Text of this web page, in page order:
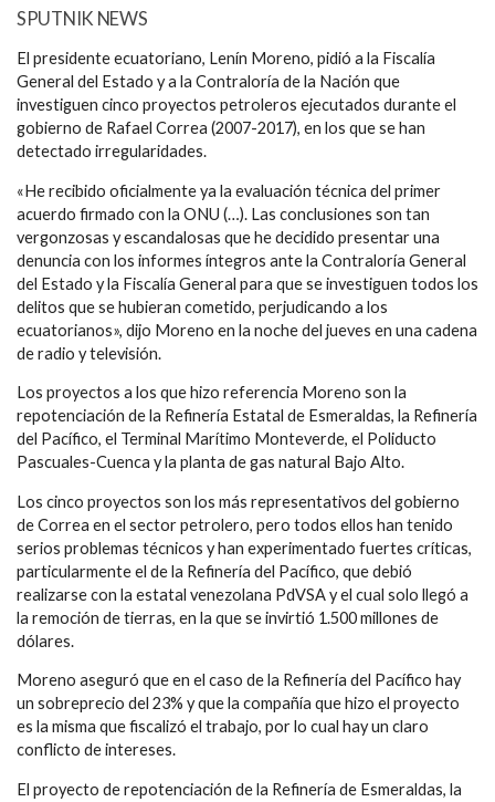
SPUTNIK NEWS
El presidente ecuatoriano, Lenín Moreno, pidió a la Fiscalía
General del Estado y a la Contraloría de la Nación que
investiguen cinco proyectos petroleros ejecutados durante el
gobierno de Rafael Correa (2007-2017), en los que se han
detectado irregularidades.
«He recibido oficialmente ya la evaluación técnica del primer
acuerdo firmado con la ONU (…). Las conclusiones son tan
vergonzosas y escandalosas que he decidido presentar una
denuncia con los informes íntegros ante la Contraloría General
del Estado y la Fiscalía General para que se investiguen todos los
delitos que se hubieran cometido, perjudicando a los
ecuatorianos», dijo Moreno en la noche del jueves en una cadena
de radio y televisión.
Los proyectos a los que hizo referencia Moreno son la
repotenciación de la Refinería Estatal de Esmeraldas, la Refinería
del Pacífico, el Terminal Marítimo Monteverde, el Poliducto
Pascuales-Cuenca y la planta de gas natural Bajo Alto.
Los cinco proyectos son los más representativos del gobierno
de Correa en el sector petrolero, pero todos ellos han tenido
serios problemas técnicos y han experimentado fuertes críticas,
particularmente el de la Refinería del Pacífico, que debió
realizarse con la estatal venezolana PdVSA y el cual solo llegó a
la remoción de tierras, en la que se invirtió 1.500 millones de
dólares.
Moreno aseguró que en el caso de la Refinería del Pacífico hay
un sobreprecio del 23% y que la compañía que hizo el proyecto
es la misma que fiscalizó el trabajo, por lo cual hay un claro
conflicto de intereses.
El proyecto de repotenciación de la Refinería de Esmeraldas, la